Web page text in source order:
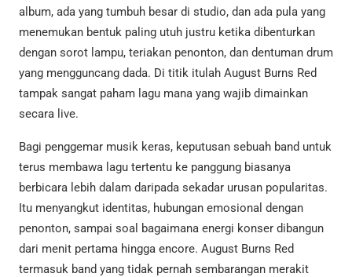
album, ada yang tumbuh besar di studio, dan ada pula yang
menemukan bentuk paling utuh justru ketika dibenturkan
dengan sorot lampu, teriakan penonton, dan dentuman drum
yang mengguncang dada. Di titik itulah August Burns Red
tampak sangat paham lagu mana yang wajib dimainkan
secara live.
Bagi penggemar musik keras, keputusan sebuah band untuk
terus membawa lagu tertentu ke panggung biasanya
berbicara lebih dalam daripada sekadar urusan popularitas.
Itu menyangkut identitas, hubungan emosional dengan
penonton, sampai soal bagaimana energi konser dibangun
dari menit pertama hingga encore. August Burns Red
termasuk band yang tidak pernah sembarangan merakit